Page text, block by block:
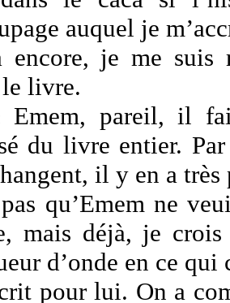
auquel je
encore, je me suis
livre.
Emem, pareil, il
du livre entier.
il y en a très
qu’Emem ne
mais déjà, je
d’onde en ce
pour lui. On a